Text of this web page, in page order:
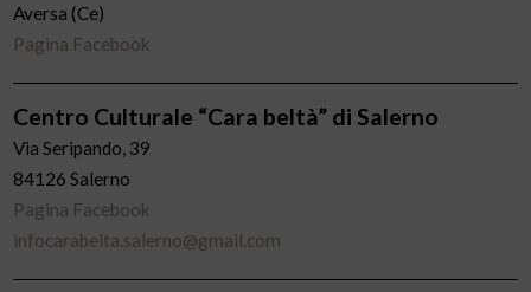
Aversa (Ce)
Pagina Facebook
Centro Culturale “Cara beltà” di Salerno
Via Seripando, 39
84126 Salerno
Pagina Facebook
infocarabelta.salerno@gmail.com